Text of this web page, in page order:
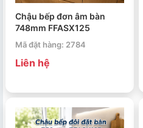
Chậu bếp đơn âm bàn
748mm FFASX125
Mã đặt hàng: 2784
Liên hệ